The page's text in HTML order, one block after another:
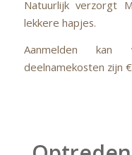
Natuurlijk verzorgt
lekkere hapjes.
Aanmelden
deelnamekosten zijn